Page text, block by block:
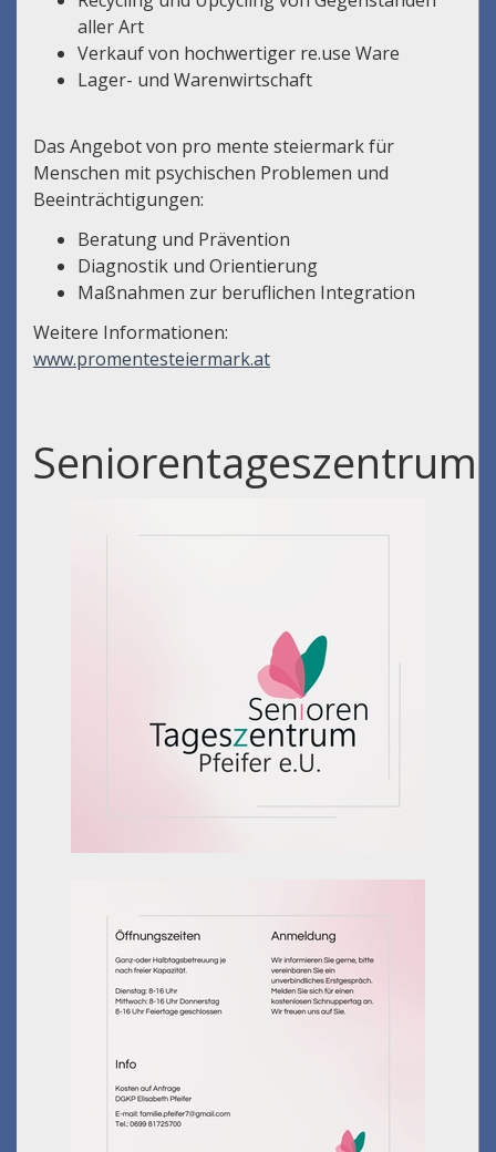
aller Art
Verkauf von hochwertiger re.use Ware
Lager- und Warenwirtschaft
Das Angebot von pro mente steiermark für
Menschen mit psychischen Problemen und
Beeinträchtigungen:
Beratung und Prävention
Diagnostik und Orientierung
Maßnahmen zur beruflichen Integration
Weitere Informationen:
www.promentesteiermark.at
Seniorentageszentrum